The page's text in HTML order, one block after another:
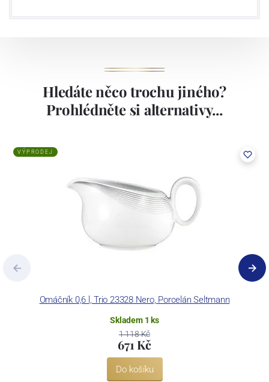
Hledáte něco trochu jiného?
Prohlédněte si alternativy...
Omáčník 0,6 l, Trio 23328 Nero, Porcelán Seltmann
VÝPRODEJ
Skladem 1 ks
1 118 Kč
671 Kč
Do košíku